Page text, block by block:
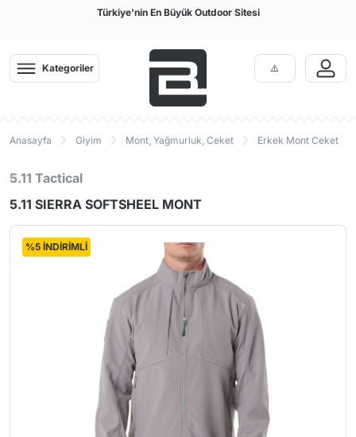
Türkiye'nin En Büyük Outdoor Sitesi
Kategoriler
Anasayfa Giyim Mont, Yağmurluk, Ceket Erkek Mont Ceket
5.11 Tactical
5.11 SIERRA SOFTSHEEL MONT
%5 İNDİRİMLİ